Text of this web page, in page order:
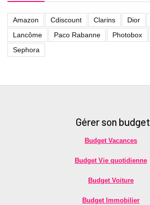
Amazon Cdiscount Clarins Dior
Lancôme
Paco Rabanne Photobox
Sephora
Gérer son budget
Budget Vacances
Budget Vie quotidienne
Budget Voiture
Budget Immobilier